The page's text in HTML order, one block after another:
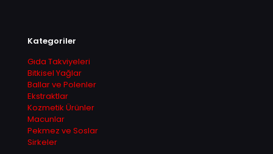
Kategoriler
Gıda Takviyeleri
Bitkisel Yağlar
Ballar ve Polenler
Ekstraktlar
Kozmetik Ürünler
Macunlar
Pekmez ve Soslar
Sirkeler